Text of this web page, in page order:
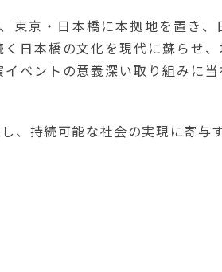
東京・日本橋に本拠地を置き
日本橋の文化を現代に蘇らせ
ベントの意義深い取り組みに
、持続可能な社会の実現に寄与